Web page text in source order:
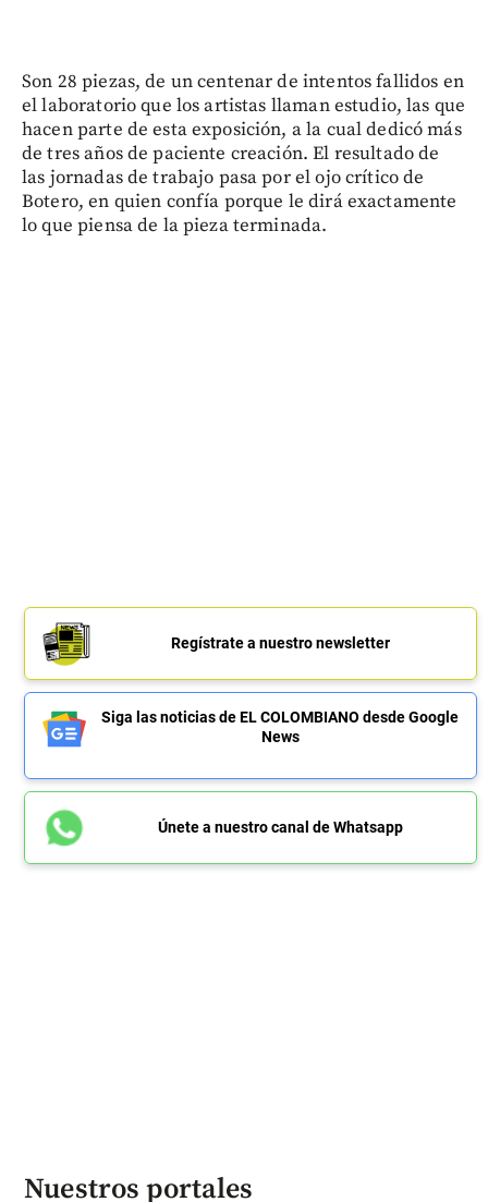
Son 28 piezas, de un centenar de intentos fallidos en
el laboratorio que los artistas llaman estudio, las que
hacen parte de esta exposición, a la cual dedicó más
de tres años de paciente creación. El resultado de
las jornadas de trabajo pasa por el ojo crítico de
Botero, en quien confía porque le dirá exactamente
lo que piensa de la pieza terminada.
Regístrate a nuestro newsletter
Siga las noticias de EL COLOMBIANO desde Google
News
Únete a nuestro canal de Whatsapp
Nuestros portales